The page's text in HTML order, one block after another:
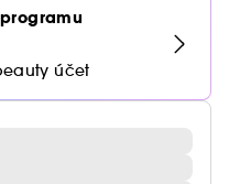
účet